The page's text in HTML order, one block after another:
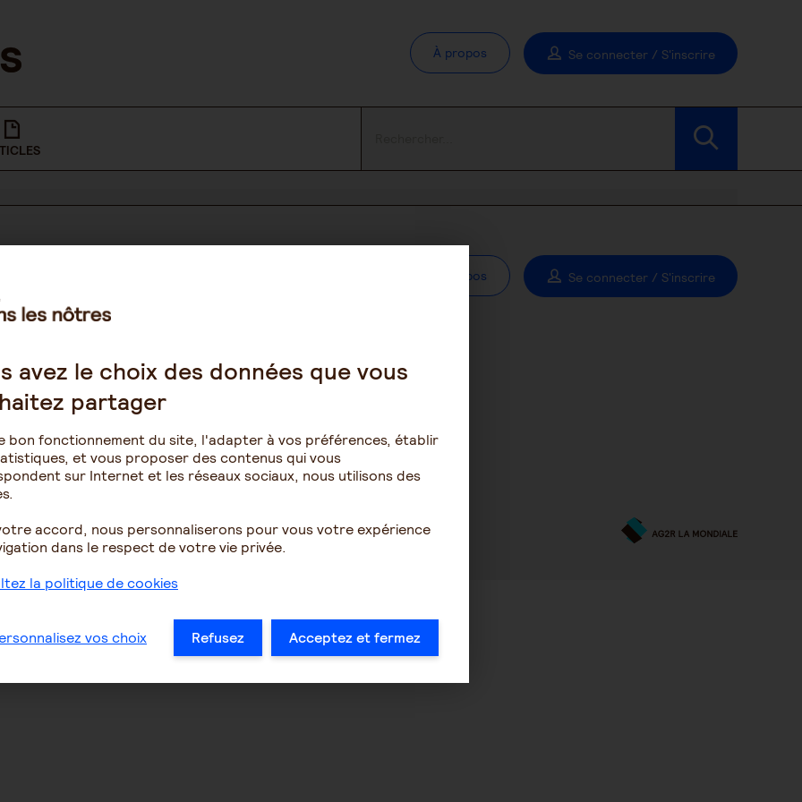
À propos Se connecter / S'inscrire
À propos Se connecter / S'inscrire
avez le choix des données que vous
partager
bon fonctionnement du site, l'adapter à vos préférences, établir
et vous proposer des contenus qui vous
sur Internet et les réseaux sociaux, nous utilisons des
accord, nous personnaliserons pour vous votre expérience
dans le respect de votre vie privée.
la politique de cookies
vos choix Refusez Acceptez et fermez